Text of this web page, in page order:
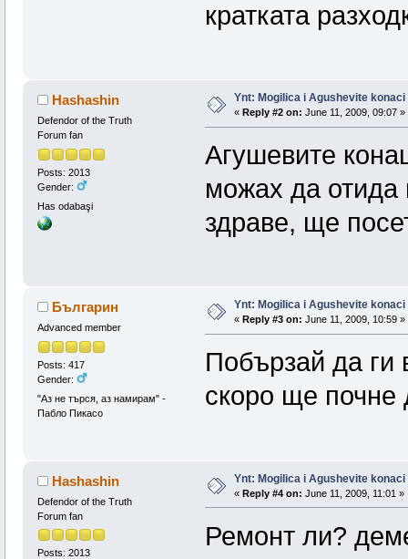
кратката
Hashashin
Defendor of the Truth
Forum fan
Posts: 2013
Gender:
Has odabaşi
Ynt: Mogilica i Agushevite konaci
« Reply #2 on: June 11, 2009, 09:07 »
Агушевите
можах да отида
здраве, ще
Българин
Advanced member
Posts: 417
Gender:
"Аз не търся, аз намирам" -
Пабло Пикасо
Ynt: Mogilica i Agushevite konaci
« Reply #3 on: June 11, 2009, 10:59 »
Побързай да
скоро ще почне
Hashashin
Defendor of the Truth
Forum fan
Posts: 2013
Ynt: Mogilica i Agushevite konaci
« Reply #4 on: June 11, 2009, 11:01 »
Ремонт ли?